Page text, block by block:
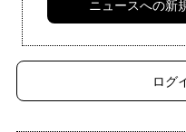
ニュースへの新
ログ